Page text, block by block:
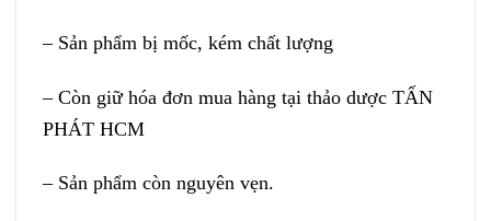
– Sản phẩm bị mốc, kém chất lượng
– Còn giữ hóa đơn mua hàng tại thảo dược TẤN
PHÁT HCM
– Sản phẩm còn nguyên vẹn.